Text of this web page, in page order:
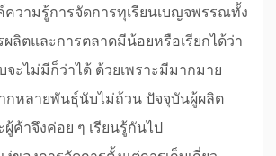
ความรู้การจัดการทุเรียนเบญจพรรณทั้ง
ผลิตและการตลาดมีน้อยหรือเรียกได้ว่า
จะไม่มีก็ว่าได้ ด้วยเพราะมีมากมาย
กหลายพันธุ์นับไม่ถ้วน ปัจจุบันผู้ผลิต
ผู้ค้าจึงค่อย ๆ เรียนรู้กันไป